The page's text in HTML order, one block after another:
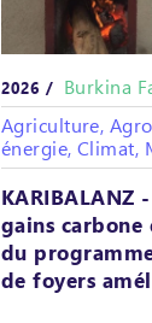
2026 / Burkina
Agriculture,
énergie, Climat,
KARIBALANZ
gains carbone
du
de foyers